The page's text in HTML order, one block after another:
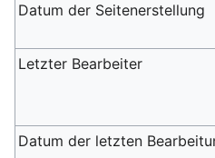
Datum der Seitenerstellung
Letzter Bearbeiter
Datum der letzten